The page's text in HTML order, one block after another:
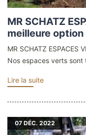
MR SCHATZ
meilleure option
MR SCHATZ ESPACES
Nos espaces verts sont
Lire la suite
07 DÉC. 2022